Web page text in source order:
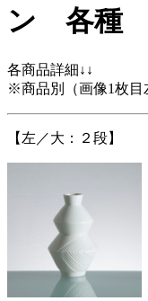
ン 各種
各商品詳細↓↓
※商品別（画像1枚
【左／大：２段】